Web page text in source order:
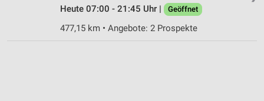
Heute 07:00 - 21:45 Uhr | Geöffnet
477,15 km • Angebote: 2 Prospekte